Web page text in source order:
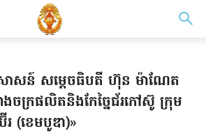
ាសន៍ សម្តេចធិបតី ហ៊ុន ម៉ាណែត
ោងចក្រផលិតនិងកែច្នៃជ័រកៅស៊ូ ក្រុម
(ខេមបូឌា)»